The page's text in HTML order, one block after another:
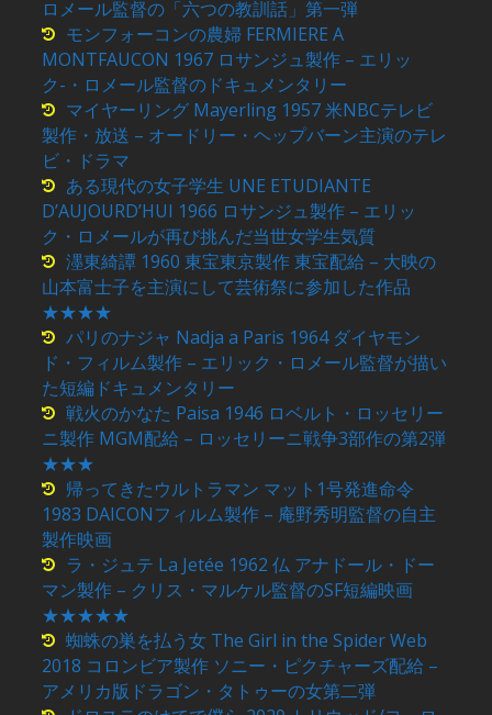
ロメール監督の「六つの教訓話」第一弾
モンフォーコンの農婦 FERMIERE A
MONTFAUCON 1967 ロサンジュ製作 – エリッ
ク-・ロメール監督のドキュメンタリー
マイヤーリング Mayerling 1957 米NBCテレビ
製作・放送 – オードリー・ヘップバーン主演のテレ
ビ・ドラマ
ある現代の女子学生 UNE ETUDIANTE
D’AUJOURD’HUI 1966 ロサンジュ製作 – エリッ
ク・ロメールが再び挑んだ当世女学生気質
濹東綺譚 1960 東宝東京製作 東宝配給 – 大映の
山本富士子を主演にして芸術祭に参加した作品
★★★★
パリのナジャ Nadja a Paris 1964 ダイヤモン
ド・フィルム製作 – エリック・ロメール監督が描い
た短編ドキュメンタリー
戦火のかなた Paisa 1946 ロベルト・ロッセリー
ニ製作 MGM配給 – ロッセリーニ戦争3部作の第2弾
★★★
帰ってきたウルトラマン マット1号発進命令
1983 DAICONフィルム製作 – 庵野秀明監督の自主
製作映画
ラ・ジュテ La Jetée 1962 仏 アナドール・ドー
マン製作 – クリス・マルケル監督のSF短編映画
★★★★★
蜘蛛の巣を払う女 The Girl in the Spider Web
2018 コロンビア製作 ソニー・ピクチャーズ配給 –
アメリカ版ドラゴン・タトゥーの女第二弾